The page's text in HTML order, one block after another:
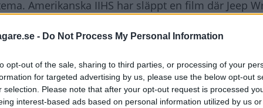
- Do Not Process My Personal Information
opt-out of the sale, sharing to third parties, or processing of your
for targeted advertising by us, please use the below opt-out
selection. Please note that after your opt-out request is processed
interest-based ads based on personal information utilized by us
Amerikanska IIHS har släppt en film där Jeep
gången någonsin det sker, och det skedde två
och krockdockans rörelser var kontrollerade
olycka. Särskilt i ”cabrioletjeepar” som Wrangler